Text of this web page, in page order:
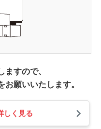
すので、
願いいたします。
しく見る